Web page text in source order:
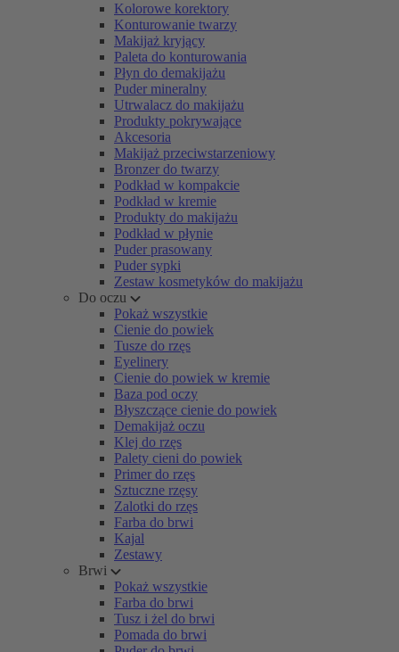
Kolorowe korektory
Konturowanie twarzy
Makijaż kryjący
Paleta do konturowania
Płyn do demakijażu
Puder mineralny
Utrwalacz do makijażu
Produkty pokrywające
Akcesoria
Makijaż przeciwstarzeniowy
Bronzer do twarzy
Podkład w kompakcie
Podkład w kremie
Produkty do makijażu
Podkład w płynie
Puder prasowany
Puder sypki
Zestaw kosmetyków do makijażu
Do oczu
Pokaż wszystkie
Cienie do powiek
Tusze do rzęs
Eyelinery
Cienie do powiek w kremie
Baza pod oczy
Błyszczące cienie do powiek
Demakijaż oczu
Klej do rzęs
Palety cieni do powiek
Primer do rzęs
Sztuczne rzęsy
Zalotki do rzęs
Farba do brwi
Kajal
Zestawy
Brwi
Pokaż wszystkie
Farba do brwi
Tusz i żel do brwi
Pomada do brwi